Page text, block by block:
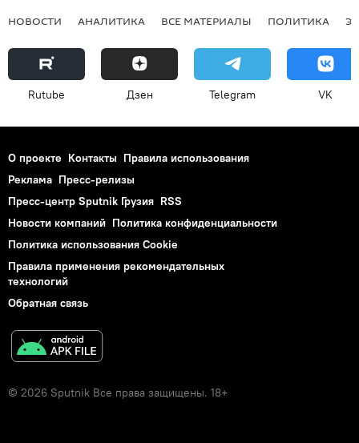
НОВОСТИ АНАЛИТИКА ВСЕ МАТЕРИАЛЫ ПОЛИТИКА
Rutube Дзен Telegram VK
О проекте Контакты Правила использования
Реклама Пресс-релизы
Пресс-центр Sputnik Грузия RSS
Новости компаний Политика конфиденциальности
Политика использования Cookie
Правила применения рекомендательных
технологий
Обратная связь
© 2026 Sputnik Все права защищены. 18+